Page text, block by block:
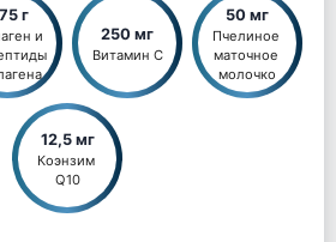
г
и
250 мг
Витамин С
50 мг
Пчелиное
маточное
молочко
12,5 мг
Коэнзим
Q10